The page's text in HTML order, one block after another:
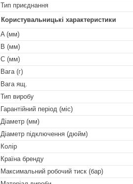
Тип приєднання
Користувальницькі характеристики
A (мм)
B (мм)
C (мм)
Вага (г)
Вага ящ.
Тип виробу
Гарантійний період (міс)
Діаметр (мм)
Діаметр підключення (дюйм)
Колір
Країна бренду
Максимальний робочий тиск (бар)